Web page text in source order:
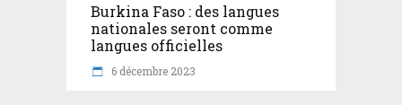
Burkina Faso : des langues
nationales seront comme
langues officielles
6 décembre 2023